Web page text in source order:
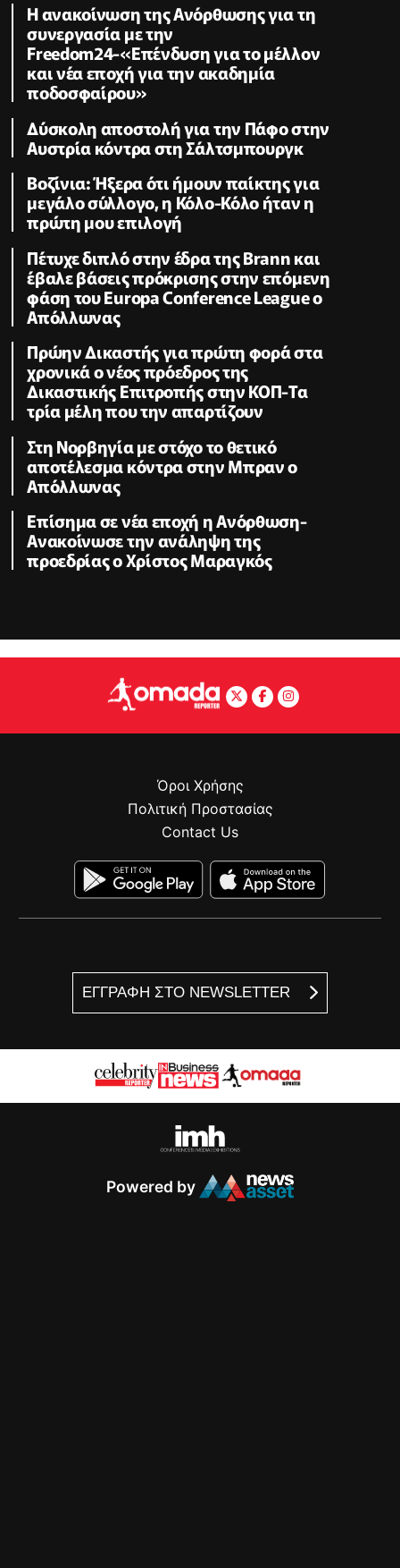
H ανακοίνωση της Ανόρθωσης για τη
συνεργασία με την
Freedom24-«Επένδυση για το μέλλον
και νέα εποχή για την ακαδημία
ποδοσφαίρου»
Δύσκολη αποστολή για την Πάφο στην
Αυστρία κόντρα στη Σάλτσμπουργκ
Βοζίνια: Ήξερα ότι ήμουν παίκτης για
μεγάλο σύλλογο, η Κόλο-Κόλο ήταν η
πρώτη μου επιλογή
Πέτυχε διπλό στην έδρα της Brann και
έβαλε βάσεις πρόκρισης στην επόμενη
φάση του Europa Conference League ο
Απόλλωνας
Πρώην Δικαστής για πρώτη φορά στα
χρονικά ο νέος πρόεδρος της
Δικαστικής Επιτροπής στην ΚΟΠ-Τα
τρία μέλη που την απαρτίζουν
Στη Νορβηγία με στόχο το θετικό
αποτέλεσμα κόντρα στην Μπραν ο
Απόλλωνας
Επίσημα σε νέα εποχή η Ανόρθωση-
Ανακοίνωσε την ανάληψη της
προεδρίας ο Χρίστος Μαραγκός
ΕΓΓΡΑΦΗ ΣΤΟ NEWSLETTER
Όροι Χρήσης
Πολιτική Προστασίας
Contact Us
Powered by